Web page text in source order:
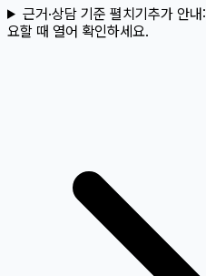
근거·상담 기준 펼치기추가 안내:
요할 때 열어 확인하세요.